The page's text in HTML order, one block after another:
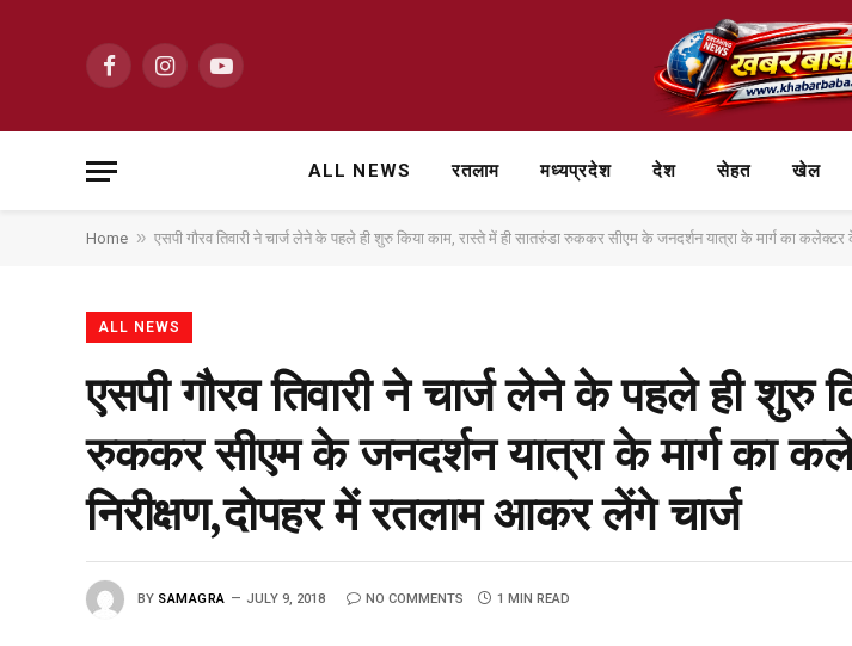
FacebookInstagramYouTube
ALL NEWS रतलाम मध्यप्रदेश देश सेहत खेल
Home » एसपी गौरव तिवारी ने चार्ज लेने के पहले ही शुरु किया काम, रास्ते में ही सातरुंडा रुककर सीएम के जनदर्शन यात्रा के मार्ग का
ALL NEWS
एसपी गौरव तिवारी ने चार्ज लेने के पहले ही शुरु
रुककर सीएम के जनदर्शन यात्रा के मार्ग का
निरीक्षण,दोपहर में रतलाम आकर लेंगे चार्ज
BY SAMAGRA JULY 9, 2018 NO COMMENTS 1 MIN READ